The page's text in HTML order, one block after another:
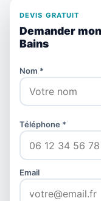
DEVIS GRATUIT
Demander
Bains
Nom *
Téléphone *
Email